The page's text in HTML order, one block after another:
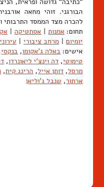
"כתיבה" גדושה ופראית,
הבורגני. זוהי מחאה
להכרה מצד הממסד התרבותי
תחום: אמנות אסתטיקה
יומיום
מרחב ציבורי
אישים: באלה ג'אקומו, בנקסי
טימוטי, דה וינצ'י ליאונרדו,
מרסל, דותן אייל, הרינג קית,
ארתור, שנבל ג'וליאן